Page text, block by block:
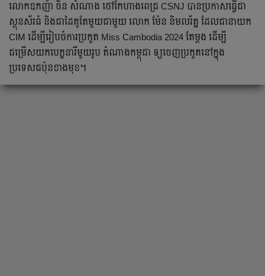
លោកឧកញ៉ា ចិន សំណាង ថៅកែហាងពេជ្រ CSNJ បានប្រកាសធ្វើជា
ស្ពុនស័រធំ និងជាដៃគូតែមួយជាមួយ លោក ម៉ែន និមលរ័ត្ន ដែលជានាយក
CIM ដើម្បីរៀបចំការប្រកួត Miss Cambodia 2024 តែម្ដង ដើម្បី
ជម្រើសយកបេក្ខនារីមួយរូប តំណាងកម្ពុជា ឲ្យចេញប្រកួតនៅក្នុង
ប្រទេសជប៉ុនខាងមុខ។